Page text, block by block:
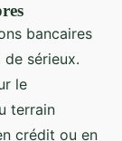
bancaires
de sérieux.
le
terrain
crédit ou en